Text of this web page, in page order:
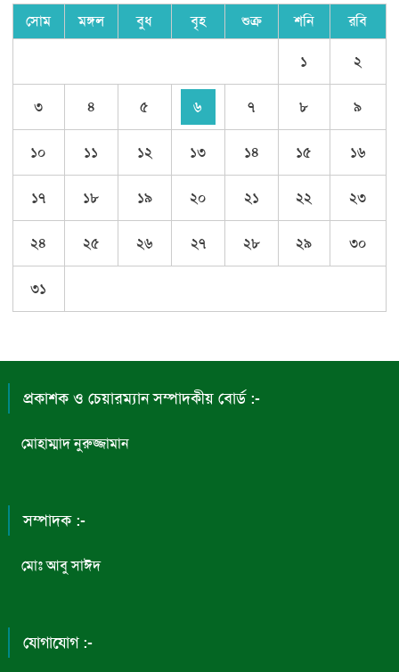
সোম মঙ্গল বুধ বৃহ শুক্র শনি রবি
১ ২
৩ ৪ ৫ ৬ ৭ ৮ ৯
১০ ১১ ১২ ১৩ ১৪ ১৫ ১৬
১৭ ১৮ ১৯ ২০ ২১ ২২ ২৩
২৪ ২৫ ২৬ ২৭ ২৮ ২৯ ৩০
৩১
প্রকাশক ও চেয়ারম্যান সম্পাদকীয় বোর্ড :-
মোহাম্মাদ নুরুজ্জামান
সম্পাদক :-
মোঃ আবু সাঈদ
যোগাযোগ :-